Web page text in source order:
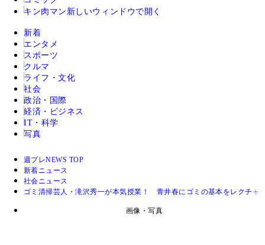
キン肉マン 新しいウィンドウで開く
新着
エンタメ
スポーツ
クルマ
ライフ・文化
社会
政治・国際
経済・ビジネス
IT・科学
写真
週プレNEWS TOP
新着ニュース
社会ニュース
ゴミ清掃芸人・滝沢秀一が本気授業！ 青井春にゴミの基本をレクチャ
画像・写真